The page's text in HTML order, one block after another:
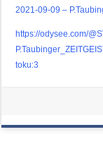
2021-09-09 –
https://odysee.com/
toku:3